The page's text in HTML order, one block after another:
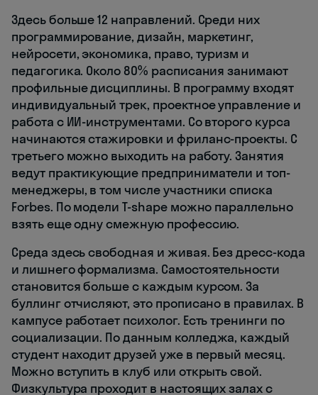
Здесь больше 12 направлений. Среди них
программирование, дизайн, маркетинг,
нейросети, экономика, право, туризм и
педагогика. Около 80% расписания занимают
профильные дисциплины. В программу входят
индивидуальный трек, проектное управление и
работа с ИИ-инструментами. Со второго курса
начинаются стажировки и фриланс-проекты. С
третьего можно выходить на работу. Занятия
ведут практикующие предприниматели и топ-
менеджеры, в том числе участники списка
Forbes. По модели T-shape можно параллельно
взять еще одну смежную профессию.
Среда здесь свободная и живая. Без дресс-кода
и лишнего формализма. Самостоятельности
становится больше с каждым курсом. За
буллинг отчисляют, это прописано в правилах. В
кампусе работает психолог. Есть тренинги по
социализации. По данным колледжа, каждый
студент находит друзей уже в первый месяц.
Можно вступить в клуб или открыть свой.
Физкультура проходит в настоящих залах с